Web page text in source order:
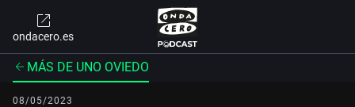
ondacero.es
MÁS DE UNO OVIEDO
08/05/2023